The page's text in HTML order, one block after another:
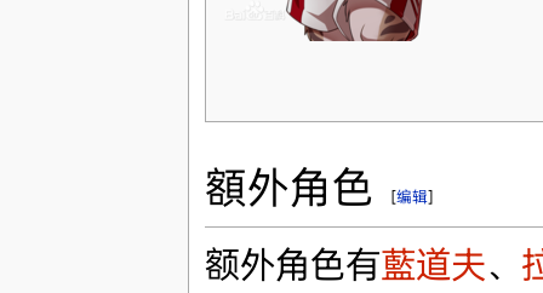
額外角色 [编辑]
额外角色有藍道夫、